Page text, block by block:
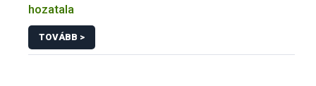
hozatala
TOVÁBB >